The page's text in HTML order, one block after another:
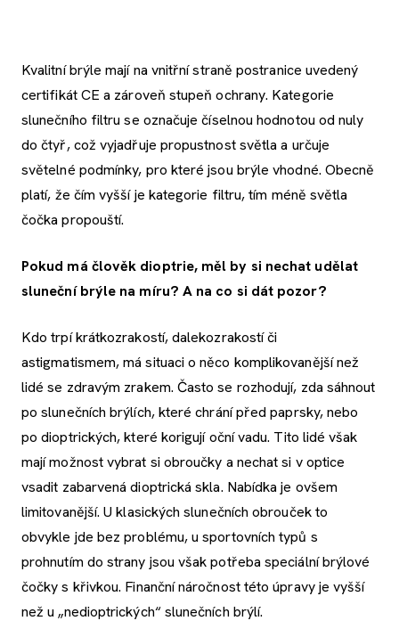
Kvalitní brýle mají na vnitřní straně postranice uvedený
certifikát CE a zároveň stupeň ochrany. Kategorie
slunečního filtru se označuje číselnou hodnotou od nuly
do čtyř, což vyjadřuje propustnost světla a určuje
světelné podmínky, pro které jsou brýle vhodné. Obecně
platí, že čím vyšší je kategorie filtru, tím méně světla
čočka propouští.
Pokud má člověk dioptrie, měl by si nechat udělat
sluneční brýle na míru? A na co si dát pozor?
Kdo trpí krátkozrakostí, dalekozrakostí či
astigmatismem, má situaci o něco komplikovanější než
lidé se zdravým zrakem. Často se rozhodují, zda sáhnout
po slunečních brýlích, které chrání před paprsky, nebo
po dioptrických, které korigují oční vadu. Tito lidé však
mají možnost vybrat si obroučky a nechat si v optice
vsadit zabarvená dioptrická skla. Nabídka je ovšem
limitovanější. U klasických slunečních obrouček to
obvykle jde bez problému, u sportovních typů s
prohnutím do strany jsou však potřeba speciální brýlové
čočky s křivkou. Finanční náročnost této úpravy je vyšší
než u „nedioptrických“ slunečních brýlí.